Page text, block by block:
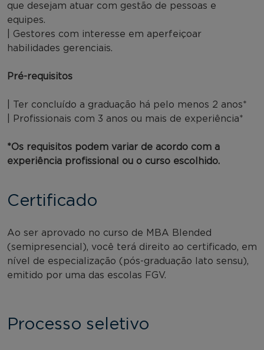
que desejam atuar com gestão de pessoas e
equipes.
| Gestores com interesse em aperfeiçoar
habilidades gerenciais.
Pré-requisitos
| Ter concluído a graduação há pelo menos 2 anos*
| Profissionais com 3 anos ou mais de experiência*
*Os requisitos podem variar de acordo com a
experiência profissional ou o curso escolhido.
Certificado
Ao ser aprovado no curso de MBA Blended
(semipresencial), você terá direito ao certificado, em
nível de especialização (pós-graduação lato sensu),
emitido por uma das escolas FGV.
Processo seletivo